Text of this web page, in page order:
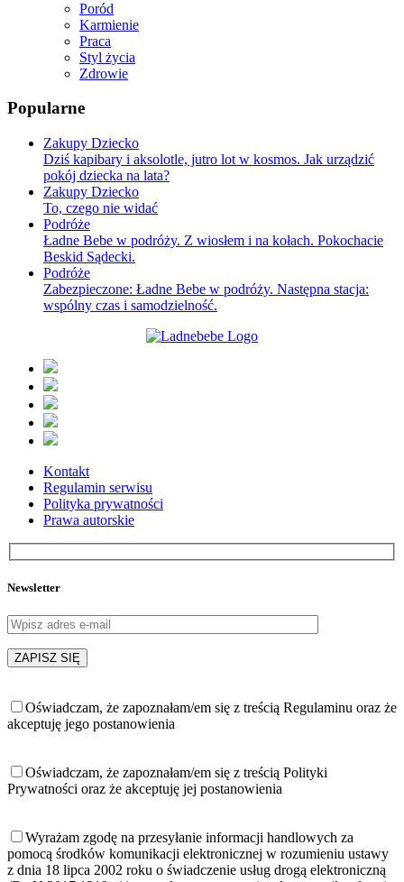
Poród
Karmienie
Praca
Styl życia
Zdrowie
Popularne
Zakupy Dziecko
Dziś kapibary i aksolotle, jutro lot w kosmos. Jak urządzić
pokój dziecka na lata?
Zakupy Dziecko
To, czego nie widać
Podróże
Ładne Bebe w podróży. Z wiosłem i na kołach. Pokochacie
Beskid Sądecki.
Podróże
Zabezpieczone: Ładne Bebe w podróży. Następna stacja:
wspólny czas i samodzielność.
Kontakt
Regulamin serwisu
Polityka prywatności
Prawa autorskie
Newsletter
Oświadczam, że zapoznałam/em się z treścią Regulaminu oraz że
akceptuję jego postanowienia
Oświadczam, że zapoznałam/em się z treścią Polityki
Prywatności oraz że akceptuję jej postanowienia
Wyrażam zgodę na przesyłanie informacji handlowych za
pomocą środków komunikacji elektronicznej w rozumieniu ustawy
z dnia 18 lipca 2002 roku o świadczenie usług drogą elektroniczną